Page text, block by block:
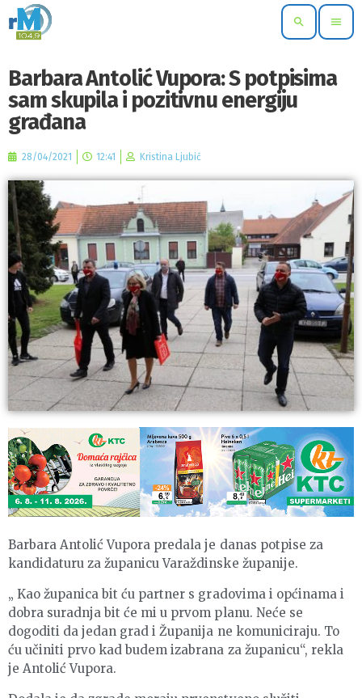
search menu
Barbara Antolić Vupora: S potpisima
sam skupila i pozitivnu energiju
građana
28/04/2021 12:41 Kristina Ljubić
Barbara Antolić Vupora predala je danas potpise za
kandidaturu za županicu Varaždinske županije.
„ Kao županica bit ću partner s gradovima i općinama i
dobra suradnja bit će mi u prvom planu. Neće se
dogoditi da jedan grad i Županija ne komuniciraju. To
ću učiniti prvo kad budem izabrana za županicu“, rekla
je Antolić Vupora.